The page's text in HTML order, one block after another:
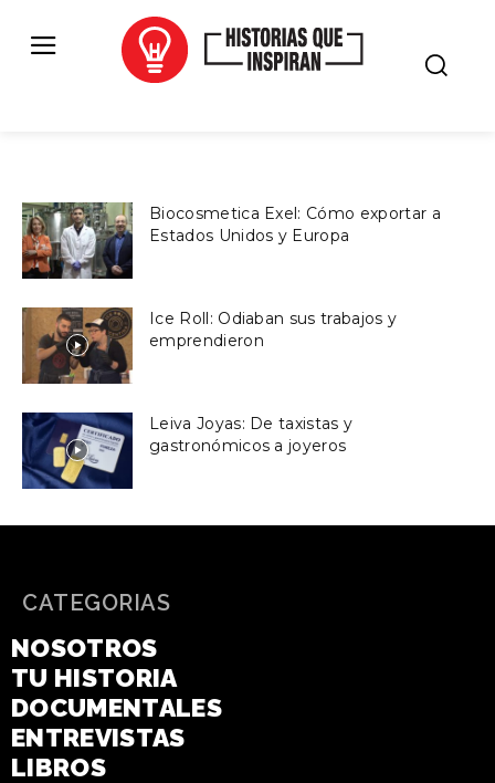
Biocosmetica Exel: Cómo exportar a
Estados Unidos y Europa
Ice Roll: Odiaban sus trabajos y
emprendieron
Leiva Joyas: De taxistas y
gastronómicos a joyeros
CATEGORIAS
NOSOTROS
TU HISTORIA
DOCUMENTALES
ENTREVISTAS
LIBROS